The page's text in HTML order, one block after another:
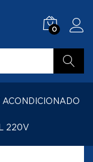
0
ACONDICIONADO
220V